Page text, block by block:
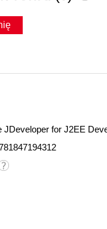
JDeveloper for J2EE